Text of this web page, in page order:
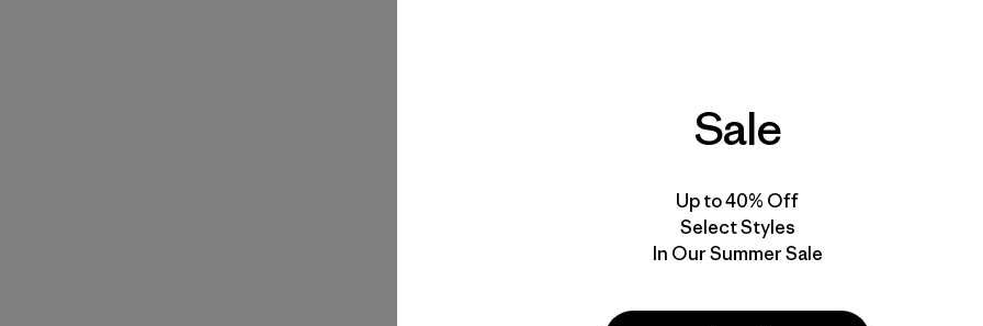
Sale
Up to 40% Off
Select Styles
In Our Summer Sale